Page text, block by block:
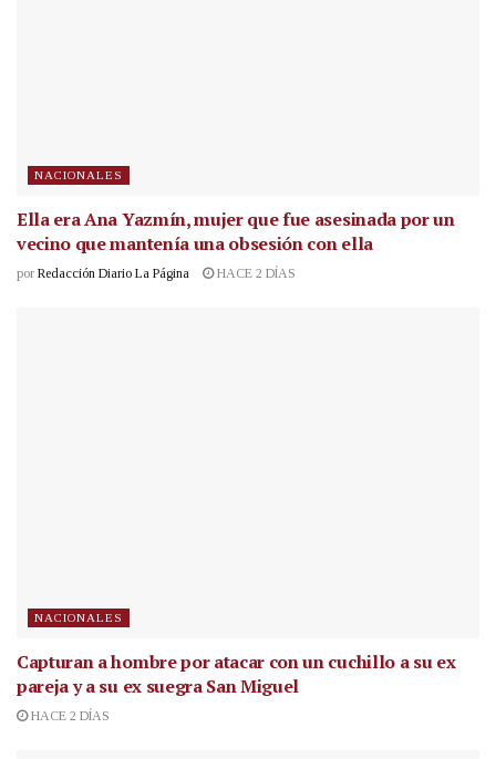
NACIONALES
Ella era Ana Yazmín, mujer que fue asesinada por un
vecino que mantenía una obsesión con ella
por Redacción Diario La Página HACE 2 DÍAS
NACIONALES
Capturan a hombre por atacar con un cuchillo a su ex
pareja y a su ex suegra San Miguel
HACE 2 DÍAS